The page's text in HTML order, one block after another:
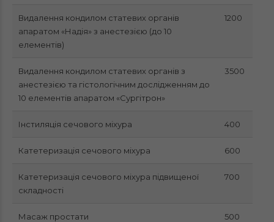
Видалення кондилом статевих органів
апаратом «Надія» з анестезією (до 10
елементів)
1200
Видалення кондилом статевих органів з
анестезією та гістологічним дослідженням до
10 елементів апаратом «Сургітрон»
3500
Інстиляція сечового міхура 400
Катетеризація сечового міхура 600
Катетеризація сечового міхура підвищеної
складності
700
Масаж простати 500